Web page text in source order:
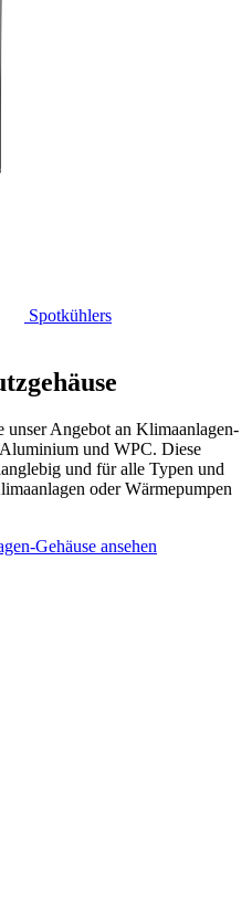
Spotkühlers
unser Angebot an Klimaanlagen-
Aluminium und WPC. Diese
und für alle Typen und
oder Wärmepumpen
Gehäuse ansehen